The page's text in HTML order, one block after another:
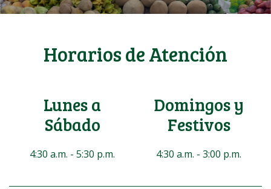
Horarios de Atención
Lunes a
Sábado
4:30 a.m. - 5:30 p.m.
Domingos y
Festivos
4:30 a.m. - 3:00 p.m.